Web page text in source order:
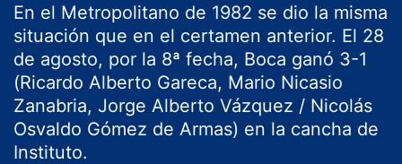
En el Metropolitano de 1982 se dio la misma
situación que en el certamen anterior. El 28
de agosto, por la 8ª fecha, Boca ganó 3-1
(Ricardo Alberto Gareca, Mario Nicasio
Zanabria, Jorge Alberto Vázquez / Nicolás
Osvaldo Gómez de Armas) en la cancha de
Instituto.